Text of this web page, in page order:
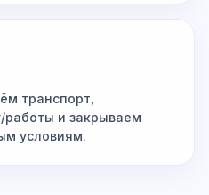
транспорт,
работы и закрываем
условиям.